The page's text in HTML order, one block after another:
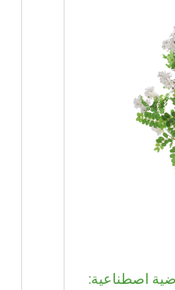
اصطناعية: